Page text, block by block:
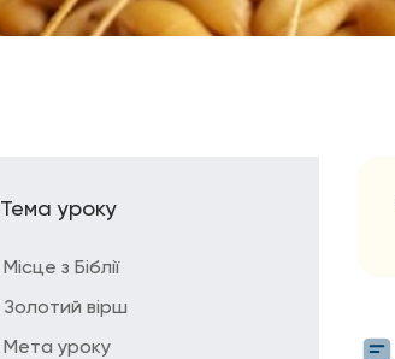
Тема уроку
Місце з Біблії
Золотий вірш
Мета уроку